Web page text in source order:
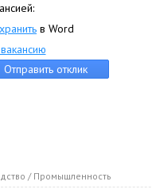
в Word
/ Промышленность